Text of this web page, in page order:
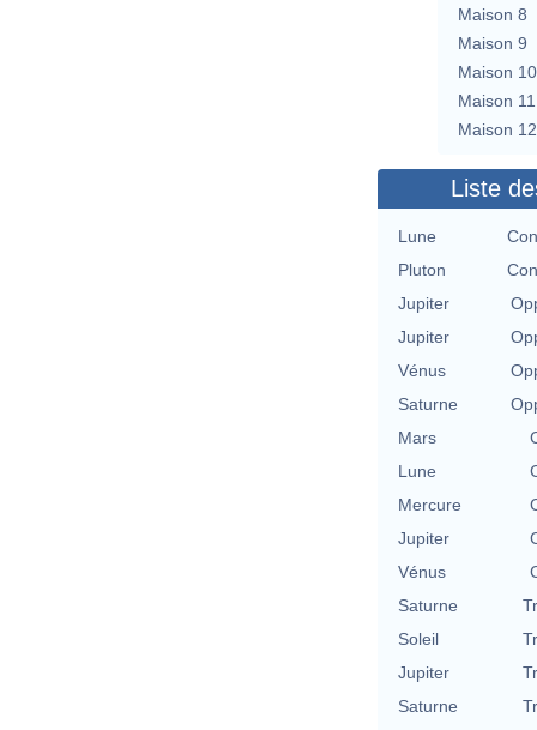
Maison 8
Maison 9
Maison 10
Maison 11
Maison 12
Liste
Lune
Pluton
Jupiter
Jupiter
Vénus
Saturne
Mars
Lune
Mercure
Jupiter
Vénus
Saturne
Soleil
Jupiter
Saturne